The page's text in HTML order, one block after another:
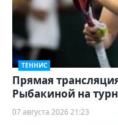
ТЕННИС
Прямая
Рыбакиной на
07 августа 2026 21:23